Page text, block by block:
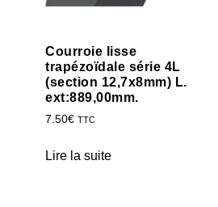
Courroie lisse
trapézoïdale série 4L
(section 12,7x8mm) L.
ext:889,00mm.
7.50€ TTC
Lire la suite